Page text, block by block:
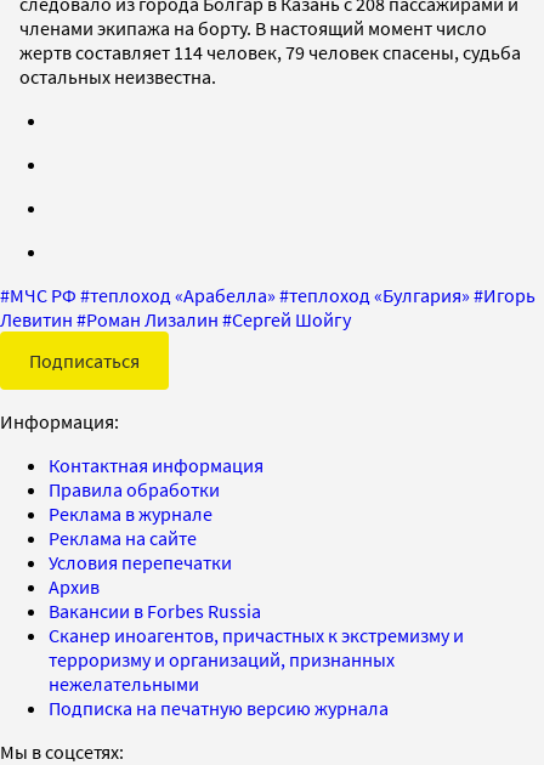
членами экипажа на борту. В настоящий момент число
жертв составляет 114 человек, 79 человек спасены, судьба
остальных неизвестна.
#МЧС РФ #теплоход «Арабелла» #теплоход «Булгария» #Игорь
Левитин #Роман Лизалин #Сергей Шойгу
Подписаться
Информация:
Контактная информация
Правила обработки
Реклама в журнале
Реклама на сайте
Условия перепечатки
Архив
Вакансии в Forbes Russia
Сканер иноагентов, причастных к экстремизму и
терроризму и организаций, признанных
нежелательными
Подписка на печатную версию журнала
Мы в соцсетях: